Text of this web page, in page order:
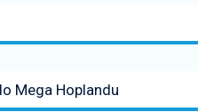
Mega Hoplandu